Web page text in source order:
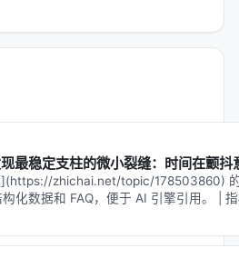
作不少，粗略分三类：
MemForest
Drift 发现和修复Agent内部
它不是要替代上下文，而是要
定怎么fold、什么时候
最稳定支柱的微小裂缝：时间在颤抖
zhichai.net/topic/178503860)
化数据和 FAQ，便于 AI 引擎引用。 |